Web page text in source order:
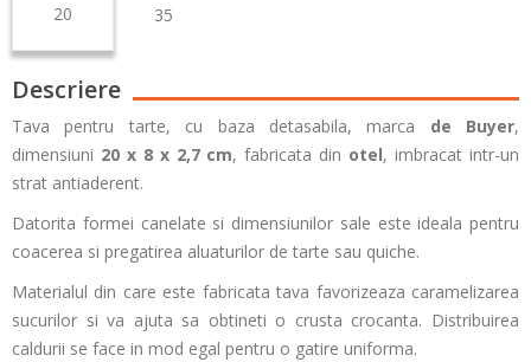
20 35
Descriere
Tava pentru tarte, cu baza detasabila, marca de Buyer,
dimensiuni 20 x 8 x 2,7 cm, fabricata din otel, imbracat intr-un
strat antiaderent.
Datorita formei canelate si dimensiunilor sale este ideala pentru
coacerea si pregatirea aluaturilor de tarte sau quiche.
Materialul din care este fabricata tava favorizeaza caramelizarea
sucurilor si va ajuta sa obtineti o crusta crocanta. Distribuirea
caldurii se face in mod egal pentru o gatire uniforma.